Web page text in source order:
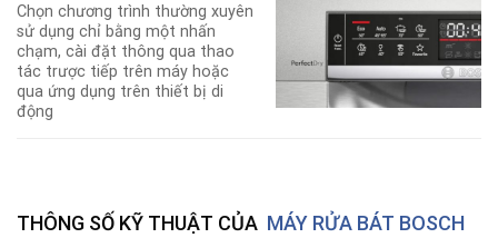
Chọn chương trình thường xuyên
sử dụng chỉ bằng một nhấn
chạm, cài đặt thông qua thao
tác trược tiếp trên máy hoặc
qua ứng dụng trên thiết bị di
động
THÔNG SỐ KỸ THUẬT CỦA MÁY RỬA BÁT BOSCH